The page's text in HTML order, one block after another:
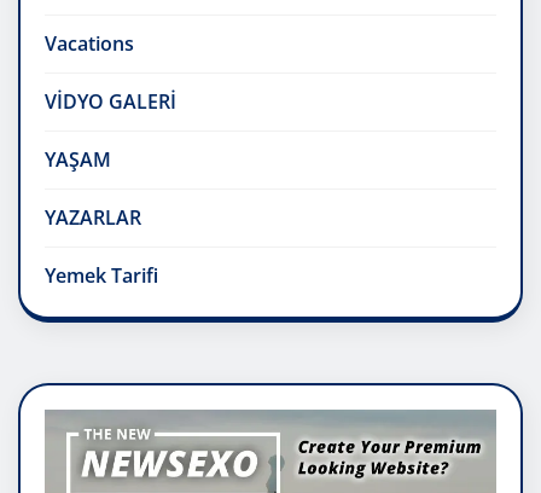
Vacations
VİDYO GALERİ
YAŞAM
YAZARLAR
Yemek Tarifi